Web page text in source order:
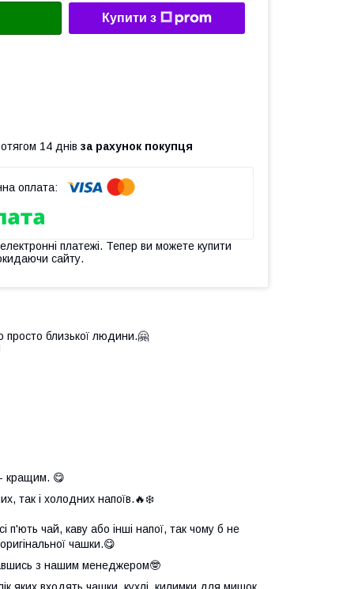
Купити з
14 днів за рахунок покупця
платежі. Тепер ви можете купити
сайту.
близької людини.🤗
кращим. 😋
так і холодних напоїв.🔥❄️
чай, каву або інші напої, так чому б не
чашки.😋
з нашим менеджером🤓
яких входять чашки, кухлі, килимки для мишок,